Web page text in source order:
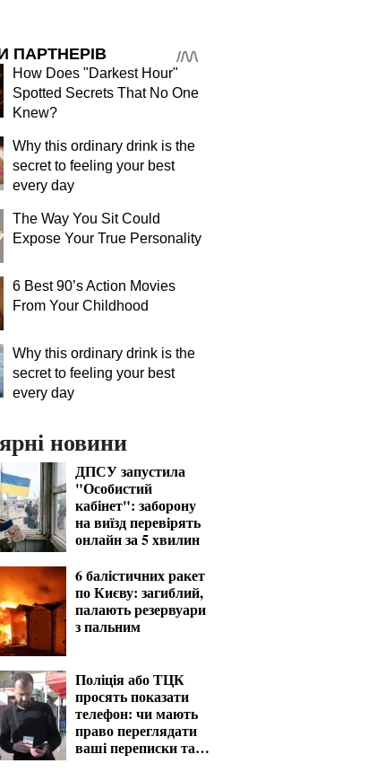
ПАРТНЕРІВ
How Does "Darkest Hour"
Spotted Secrets That No One
Knew?
Why this ordinary drink is the
secret to feeling your best
every day
The Way You Sit Could
Expose Your True Personality
6 Best 90’s Action Movies
From Your Childhood
Why this ordinary drink is the
secret to feeling your best
every day
новини
ДПСУ запустила
"Особистий
кабінет": заборону
на виїзд перевірять
онлайн за 5 хвилин
6 балістичних ракет
по Києву: загиблий,
палають резервуари
з пальним
Поліція або ТЦК
просять показати
телефон: чи мають
право переглядати
ваші переписки та